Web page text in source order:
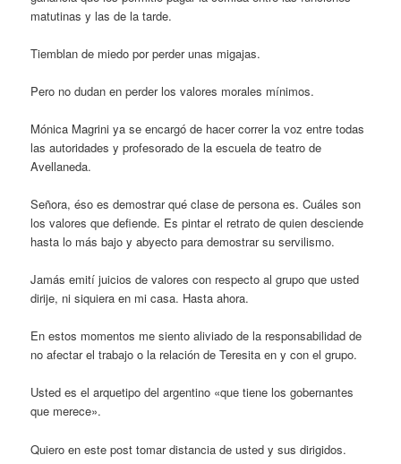
matutinas y las de la tarde.
Tiemblan de miedo por perder unas migajas.
Pero no dudan en perder los valores morales mínimos.
Mónica Magrini ya se encargó de hacer correr la voz entre todas
las autoridades y profesorado de la escuela de teatro de
Avellaneda.
Señora, éso es demostrar qué clase de persona es. Cuáles son
los valores que defiende. Es pintar el retrato de quien desciende
hasta lo más bajo y abyecto para demostrar su servilismo.
Jamás emití juicios de valores con respecto al grupo que usted
dirije, ni siquiera en mi casa. Hasta ahora.
En estos momentos me siento aliviado de la responsabilidad de
no afectar el trabajo o la relación de Teresita en y con el grupo.
Usted es el arquetipo del argentino «que tiene los gobernantes
que merece».
Quiero en este post tomar distancia de usted y sus dirigidos.